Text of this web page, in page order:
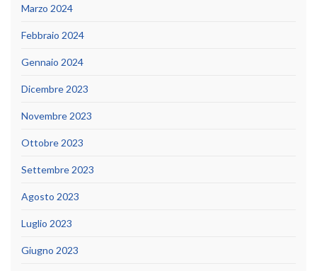
Marzo 2024
Febbraio 2024
Gennaio 2024
Dicembre 2023
Novembre 2023
Ottobre 2023
Settembre 2023
Agosto 2023
Luglio 2023
Giugno 2023